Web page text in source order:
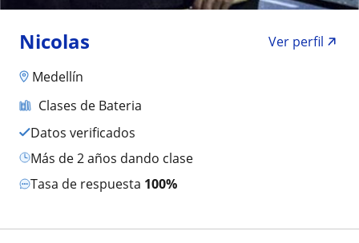
Nicolas
Ver perfil
Medellín
Clases de Bateria
Datos verificados
más de 2 años dando clase
Tasa de respuesta 100%